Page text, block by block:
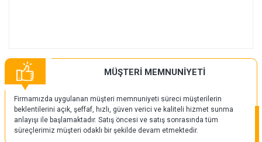
MÜŞTERİ MEMNUNİYETİ
Firmamızda uygulanan müşteri memnuniyeti süreci müşterilerin
beklentilerini açık, şeffaf, hızlı, güven verici ve kaliteli hizmet sunma
anlayışı ile başlamaktadır. Satış öncesi ve satış sonrasında tüm
süreçlerimiz müşteri odaklı bir şekilde devam etmektedir.